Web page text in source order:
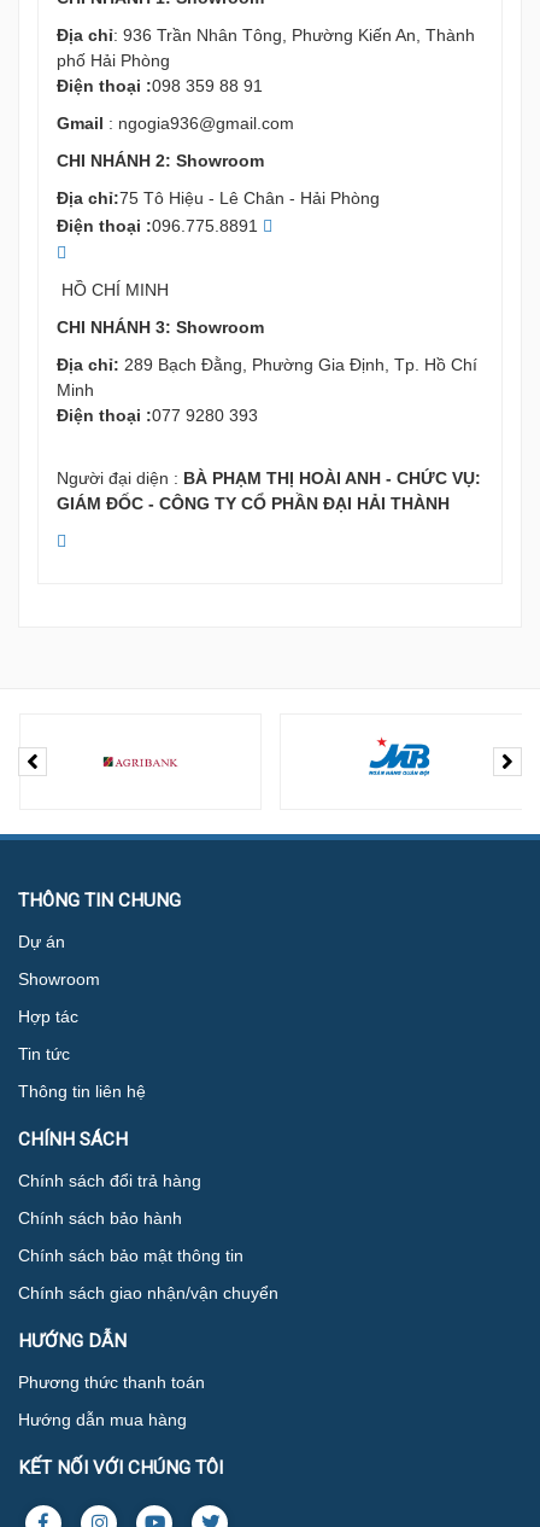
Người đại diện :BÀ PHẠM THỊ HOÀI ANH - CHỨC VỤ:
GIÁM ĐỐC - CÔNG TY CỔ PHẦN ĐẠI HẢI THÀNH
Dự án
Showroom
Chính sách bảo hành
HƯỚNG DẪN
Phương thức thanh toán
Hướng dẫn mua hàng
KẾT NỐI VỚI CHÚNG TÔI
HẢI PHÒNG
CHI NHÁNH 1: Showroom
Địa chỉ: 936 Trần Nhân Tông, Phường Kiến An, Thành phố Hải
Phòng
Gmail:ngogia936@gmail.com
CHI NHÁNH 2: Showroom
Địa chỉ:
75 Tô Hiệu - Lê Chân - Hải Phòng